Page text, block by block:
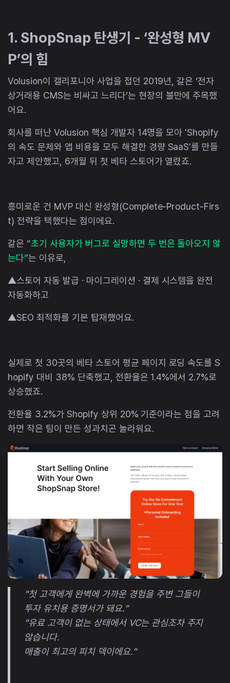
1. ShopSnap 탄생기 - ‘완성형 MV
P’의 힘
Volusion이 캘리포니아 사업을 접던 2019년, 갈은 ‘전자
상거래용 CMS는 비싸고 느리다’는 현장의 불만에 주목했
어요.
회사를 떠난 Volusion 핵심 개발자 14명을 모아 'Shopify
의 속도 문제와 앱 비용을 모두 해결한 경량 SaaS'를 만들
자고 제안했고, 6개월 뒤 첫 베타 스토어가 열렸죠.
흥미로운 건 MVP 대신 완성형(Complete-Product-Firs
t) 전략을 택했다는 점이에요.
갈은 “초기 사용자가 버그로 실망하면 두 번은 돌아오지 않
는다”는 이유로,
▲스토어 자동 발급 · 마이그레이션 · 결제 시스템을 완전
자동화하고
▲SEO 최적화를 기본 탑재했어요.
실제로 첫 30곳의 베타 스토어 평균 페이지 로딩 속도를 S
hopify 대비 38% 단축했고, 전환율은 1.4%에서 2.7%로
상승했죠.
전환율 3.2%가 Shopify 상위 20% 기준이라는 점을 고려
하면 작은 팀이 만든 성과치곤 놀라워요.
”첫 고객에게 완벽에 가까운 경험을 주변 그들이
투자 유치용 증명서가 돼요.”
”유료 고객이 없는 상태에서 VC는 관심조차 주지
않습니다.
매출이 최고의 피치 덱이에요.”